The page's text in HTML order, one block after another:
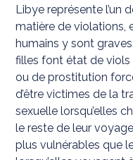
Libye représente l’un
matière de violations,
humains y sont
filles font état de
ou de prostitution
d’être victimes de la
sexuelle lorsqu’elles
le reste de leur
plus vulnérables que